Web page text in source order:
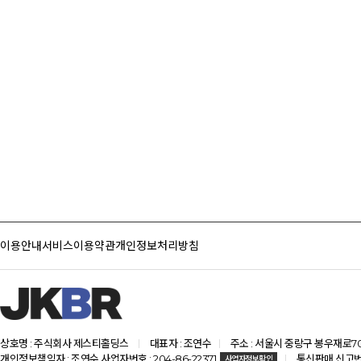
이용안내서비스이용약관개인정보처리방침
상호명 : 주식회사 제스티홀딩스 대표자 : 조연수
주소 : 서울시 중랑구 봉우재로